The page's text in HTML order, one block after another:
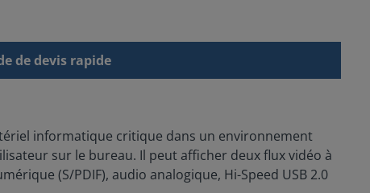
de devis rapide
informatique critique dans un environnement
sur le bureau. Il peut afficher deux flux vidéo à
(S/PDIF), audio analogique, Hi-Speed USB 2.0